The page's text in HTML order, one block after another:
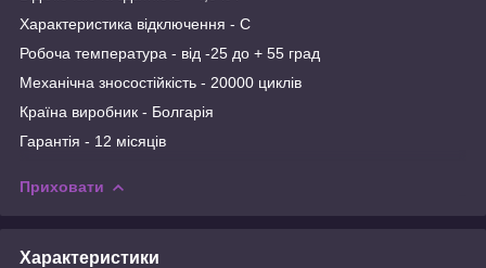
Характеристика відключення - C
Робоча температура - від -25 до + 55 град
Механічна зносостійкість - 20000 циклів
Країна виробник - Болгарія
Гарантія - 12 місяців
Приховати
Характеристики